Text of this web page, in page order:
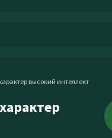
высокий интеллект